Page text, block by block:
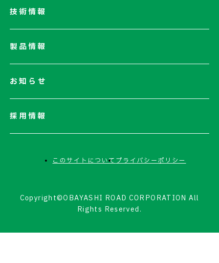
ネットワーク
技術情報
製品情報
お知らせ
採用情報
このサイトについてプライバシーポリシー
Copyright©OBAYASHI ROAD CORPORATION All
Rights Reserved.